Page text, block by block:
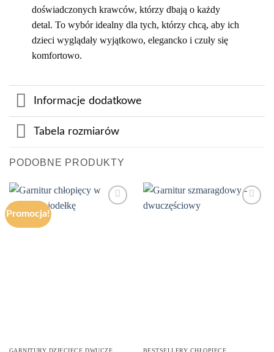
doświadczonych krawców, którzy dbają o każdy
detal. To wybór idealny dla tych, którzy chcą, aby ich
dzieci wyglądały wyjątkowo, elegancko i czuły się
komfortowo.
Informacje dodatkowe
Tabela rozmiarów
PODOBNE PRODUKTY
Promocja!